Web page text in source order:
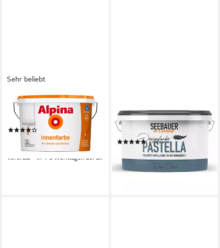
Sehr beliebt
ALPINA
Wandfarbe Innenfarbe 10
Liter
ab 33,90 €
(3,39 €/ 1 l)
lieferbar - in 4-5 Werktagen bei dir
Wandfarbe Design-
Pastellfarbe PASTELLA,
Umweltfreundlich
(2)
(16,00 €/ 1 l)
lieferbar - in 2-3 Werktagen bei dir